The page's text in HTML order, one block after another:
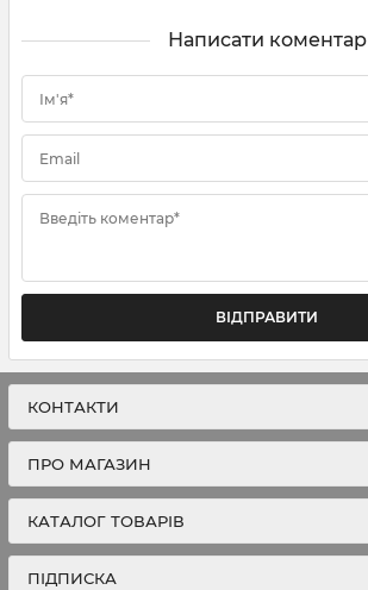
Написати коментар
Ім'я*
Email
Введіть коментар*
ВІДПРАВИТИ
КОНТАКТИ
ПРО МАГАЗИН
КАТАЛОГ ТОВАРІВ
ПІДПИСКА